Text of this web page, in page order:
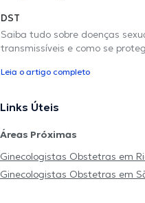
DST
Saiba tudo sobre doenças
transmissíveis e como se
Leia o artigo completo
Links Úteis
Áreas Próximas
Ginecologistas Obstetras em
Ginecologistas Obstetras em